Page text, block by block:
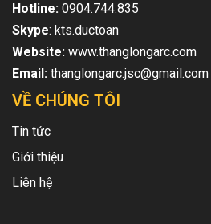
Hotline: 0904.744.835
Skype: kts.ductoan
Website: www.thanglongarc.com
Email: thanglongarc.jsc@gmail.com
VỀ CHÚNG TÔI
Tin tức
Giới thiệu
Liên hệ